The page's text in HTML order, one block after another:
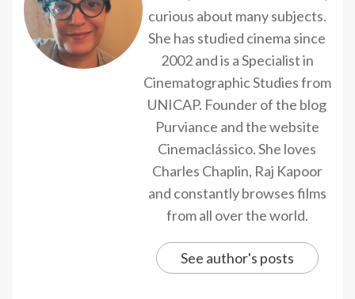
curious about many subjects.
She has studied cinema since
2002 and is a Specialist in
Cinematographic Studies from
UNICAP. Founder of the blog
Purviance and the website
Cinemaclássico. She loves
Charles Chaplin, Raj Kapoor
and constantly browses films
from all over the world.
See author's posts